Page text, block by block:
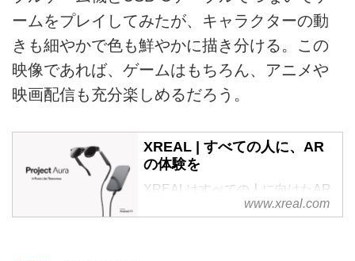
ームをプレイしてみたが、キャラクターの動
きも細やかで色も鮮やかに描き分ける。この
映像であれば、ゲームはもちろん、アニメや
映画配信も充分楽しめるだろう。
XREAL | すべての人に、AR
の体験を
XREALはすべての人に向けたAR
グラスを開発しています。空間デ
www.xreal.com